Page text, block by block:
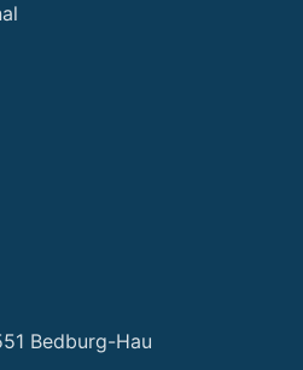
Bedburg-Hau